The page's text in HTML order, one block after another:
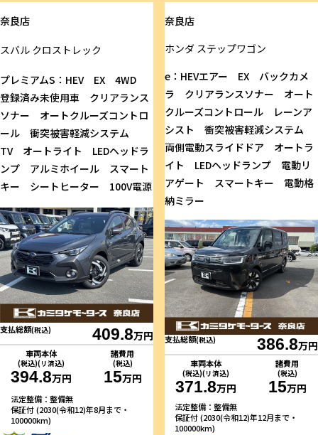
奈良店
スバル クロストレック
プレミアムS：HEV EX 4WD
登録済み未使用車 クリアランス
ソナー オートクルーズコントロ
ール 衝突被害軽減システム
TV オートライト LEDヘッドラ
ンプ アルミホイール スマート
キー シートヒーター 100V電源
支払総額(税込) 409.8万円
車両本体
(税込)(リ済込)
394.8万円
諸費用
(税込)
15万円
法定整備：整備無
保証付 (2030(令和12)年8月まで・
100000km)
奈良店
ホンダステップワゴン
e：HEVエアー EX バックカメ
ラ クリアランスソナー オート
クルーズコントロール レーンア
シスト 衝突被害軽減システム
両側電動スライドドア オートラ
イト LEDヘッドランプ 電動リ
アゲート スマートキー 電動格
納ミラー
支払総額(税込) 386.8万円
車両本体
(税込)(リ済込)
371.8万円
諸費用
(税込)
15万円
法定整備：整備無
保証付 (2030(令和12)年12月まで・
100000km)